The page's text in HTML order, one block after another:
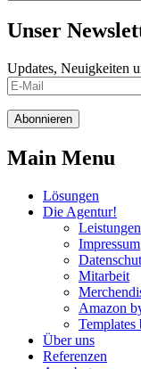
Unser
Updates, Neuigkeiten
Abonnieren
Main Menu
Lösungen
Die Agentur!
Leistungen
Impressum
Mitarbeit
Amazon
Templates
Über uns
Referenzen